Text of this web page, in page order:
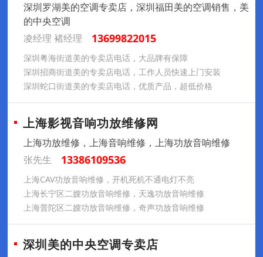
深圳罗湖美的空调专卖店，深圳福田美的空调销售，美
的中央空调
凌经理 褚经理
13699822015
深圳粤海街道美的专卖店电话，大品牌有保障
深圳招商街道美的专卖店电话，工作人员快速上门安装
深圳蛇口街道美的专卖店电话，优质产品，超低价格
上海影视音响功放维修网
上海功放维修，上海音响维修，上海功放音响维修
张先生
13386109536
上海CAV功放音响维修，开机死机不通电灯不亮
上海长宁区二嫂功放音响维修，天逸功放音响维修
上海普陀区二嫂功放音响维修，奇声功放音响维修
深圳美的中央空调专卖店